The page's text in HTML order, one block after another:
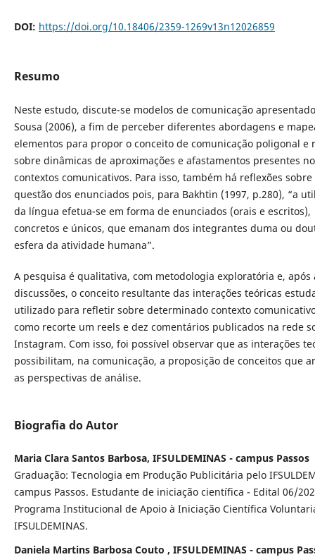
DOI: https://doi.org/10.18406/2359-1269v13n12026859
Resumo
Neste estudo, discute-se modelos de comunicação
Sousa (2006), a fim de perceber diferentes abordagens e
elementos para propor o conceito de comunicação poligonal e
sobre dinâmicas de aproximações e afastamentos presentes
contextos comunicativos. Para isso, também há reflexões sobre
questão dos enunciados pois, para Bakhtin (1997, p.280), “a
da língua efetua-se em forma de enunciados (orais e escritos),
concretos e únicos, que emanam dos integrantes duma ou
esfera da atividade humana”.
A pesquisa é qualitativa, com metodologia exploratória e, após
discussões, o conceito resultante das interações teóricas
utilizado para refletir sobre determinado contexto
como recorte um reels e dez comentários publicados na rede
Instagram. Com isso, foi possível observar que as interações
possibilitam, na comunicação, a proposição de conceitos que
as perspectivas de análise.
Biografia do Autor
Maria Clara Santos Barbosa, IFSULDEMINAS - campus Passos
Graduação: Tecnologia em Produção Publicitária pelo
campus Passos. Estudante de iniciação científica - Edital 06/
Programa Institucional de Apoio à Iniciação Científica
IFSULDEMINAS.
Daniela Martins Barbosa Couto , IFSULDEMINAS - campus